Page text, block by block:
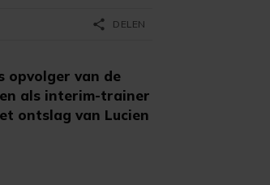
opvolger van de
als interim-trainer
ontslag van Lucien
share DELEN